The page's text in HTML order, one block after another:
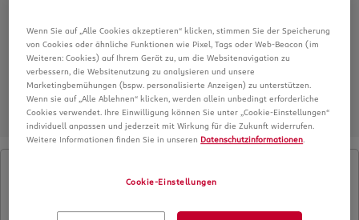
Informationen finden Sie in der Datenschutzerklärung.
Google aktivieren
Wenn Sie auf „Alle Cookies akzeptieren“ klicken, stimmen Sie der Speicherung
von Cookies oder ähnliche Funktionen wie Pixel, Tags oder Web-Beacon (im
Weiteren: Cookies) auf Ihrem Gerät zu, um die Websitenavigation zu
verbessern, die Websitenutzung zu analysieren und unsere
Marketingbemühungen (bspw. personalisierte Anzeigen) zu unterstützen.
Wenn sie auf „Alle Ablehnen“ klicken, werden allein unbedingt erforderliche
Cookies verwendet. Ihre Einwilligung können Sie unter „Cookie-Einstellungen“
individuell anpassen und jederzeit mit Wirkung für die Zukunft widerrufen.
Weitere Informationen finden Sie in unseren Datenschutzinformationen
Cookie-Einstellungen